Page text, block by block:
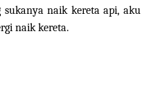
sukanya naik kereta api, aku
naik kereta.